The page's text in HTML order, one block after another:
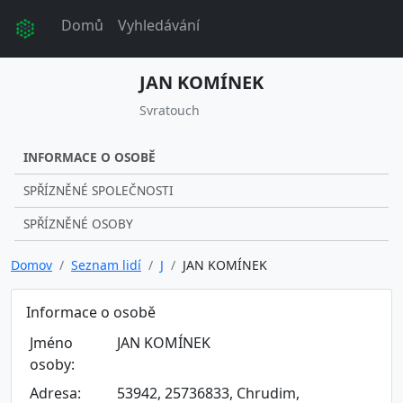
Domů Vyhledávání
JAN KOMÍNEK
Svratouch
INFORMACE O OSOBĚ
SPŘÍZNĚNÉ SPOLEČNOSTI
SPŘÍZNĚNÉ OSOBY
Domov Seznam lidí J JAN KOMÍNEK
Informace o osobě
Jméno
osoby:
JAN KOMÍNEK
Adresa: 53942, 25736833, Chrudim,